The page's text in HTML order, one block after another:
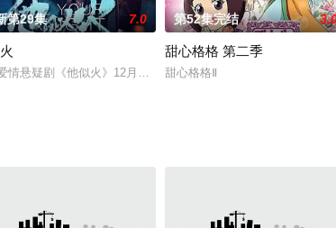
人的事业着想，他们选择将这段恋情藏在地下。某日，叶
，两人一见如故，他渐渐被她吸引，但前女友的短信告诉他
第29集 7.0
情悬疑剧《他似火》12月3日开机，杜浩执导，无糖文化出品
第52集完结
甜心格格 第二季
甜心格格Ⅱ